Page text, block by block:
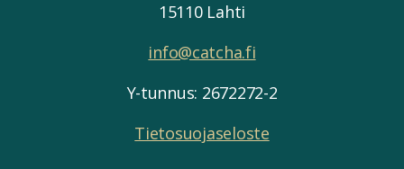
15110 Lahti
info@catcha.fi
Y-tunnus: 2672272-2
Tietosuojaseloste